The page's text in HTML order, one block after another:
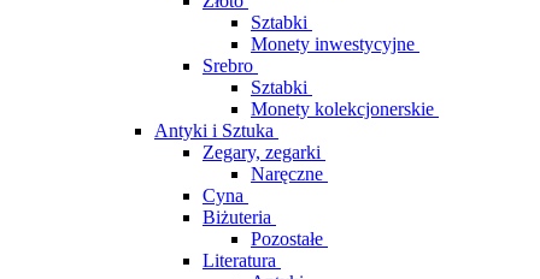
Sztabki
Monety inwestycyjne
Srebro
Sztabki
Monety kolekcjonerskie
Antyki i Sztuka
Zegary, zegarki
Naręczne
Cyna
Biżuteria
Pozostałe
Literatura